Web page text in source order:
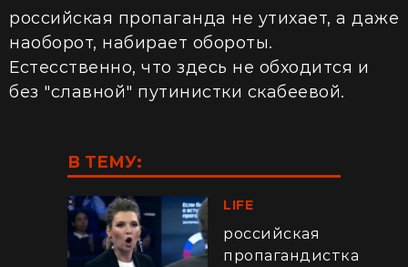
российская пропаганда не утихает, а даже
наоборот, набирает обороты.
Естесственно, что здесь не обходится и
без "славной" путинистки скабеевой.
В ТЕМУ:
LIFE
российская
пропагандистка